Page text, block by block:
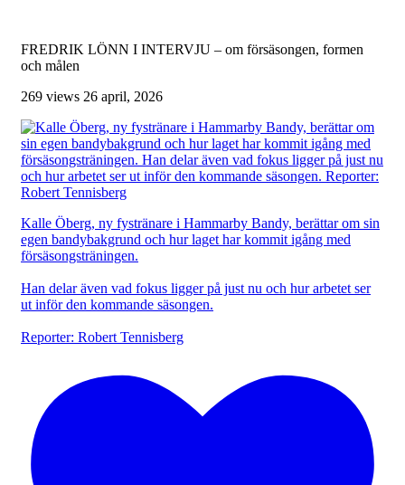
FREDRIK LÖNN I INTERVJU – om försäsongen, formen
och målen
269 views 26 april, 2026
Kalle Öberg, ny fystränare i Hammarby Bandy, berättar om sin
egen bandybakgrund och hur laget har kommit igång med
försäsongsträningen.
Han delar även vad fokus ligger på just nu och hur arbetet ser
ut inför den kommande säsongen.
Reporter: Robert Tennisberg